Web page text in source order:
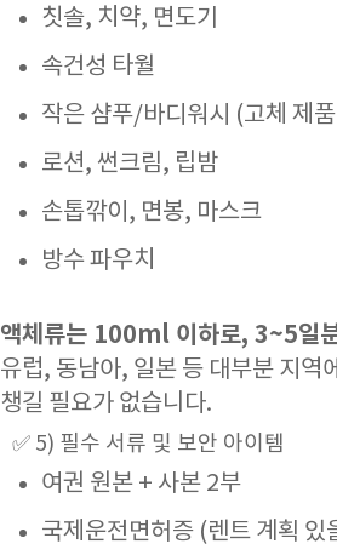
칫솔, 치약, 면도기
속건성 타월
작은 샴푸/바디워시 (고체 제
로션, 썬크림, 립밤
손톱깎이, 면봉, 마스크
방수 파우치
액체류는 100ml 이하로, 3~5일
유럽, 동남아, 일본 등 대부분 지역
챙길 필요가 없습니다.
✅ 5) 필수 서류 및 보안 아이템
여권 원본 + 사본 2부
국제운전면허증 (렌트 계획 있